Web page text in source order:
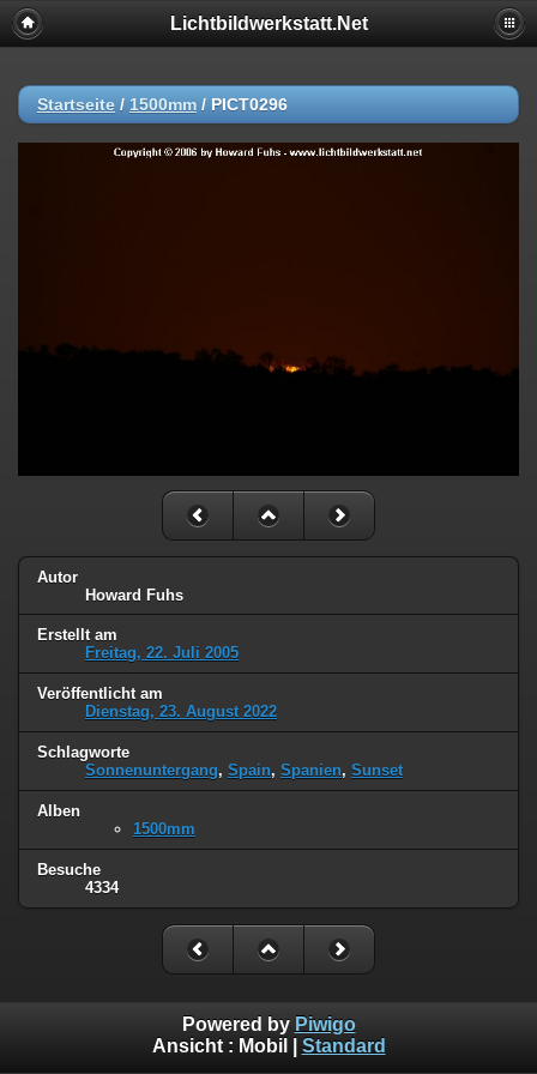
Lichtbildwerkstatt.Net
Startseite / 1500mm / PICT0296
Autor
Howard Fuhs
Erstellt am
Freitag, 22. Juli 2005
Veröffentlicht am
Dienstag, 23. August 2022
Schlagworte
Sonnenuntergang, Spain, Spanien, Sunset
Alben
1500mm
Besuche
4334
Powered by Piwigo
Ansicht : Mobil Standard